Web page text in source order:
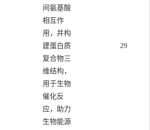
间氨基酸
相互作
用，并构
建蛋白质
复合物三
维结构，
用于生物
催化反
应，助力
生物能源
29